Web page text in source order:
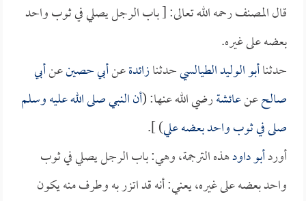
قال المصنف رحمه الله تعالى: [ باب الرجل يصلي في ثوب واحد
بعضه على غيره.
حدثناأبو الوليد الطيالسيحدثنازائدةعنأبي حصينعنأبي
صالحعنعائشةرضي الله عنها: (أن النبي صلى الله عليه وسلم
صلى في ثوب واحد بعضه علي) ].
أوردأبو داودهذه الترجمة، وهي: باب الرجل يصلي في ثوب
واحد بعضه على غيره، يعني: أنه قد اتزر به وطرف منه يكون